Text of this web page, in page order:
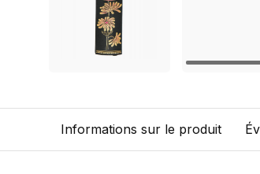
Informations sur le produit